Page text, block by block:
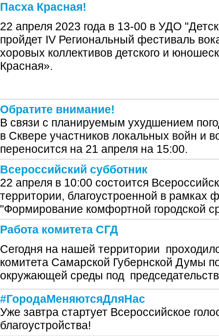
Пасха Красная!
22 апреля 2023 года в 13-00 в УДО
пройдет IV Региональный фестиваль
хоровых коллективов детского и
Красная».
Обратите внимание!
В связи с планируемым ухудшением
в Сквере участников локальных войн и
переносится на 21 апреля на 15:00.
Всероссийский субботник
22 апреля в 10:00 состоится
территории, благоустроенной в рамках
"Формирование комфортной городской
Работа комитета СГД
Сегодня на нашей территории
комитета Самарской Губернской Думы
окружающей среды под
#ГородаМеняютсяДляНас
Уже завтра стартует Всероссийское
благоустройства!